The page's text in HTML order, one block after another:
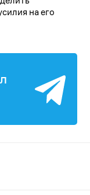
на его